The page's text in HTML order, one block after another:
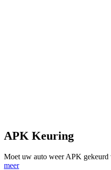
APK Keuring
Moet uw auto weer APK gekeurd
meer